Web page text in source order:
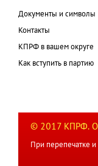
Документы и символы
Контакты
КПРФ в вашем округе
Как вступить в партию
© 2017 КПРФ.
При перепечатке